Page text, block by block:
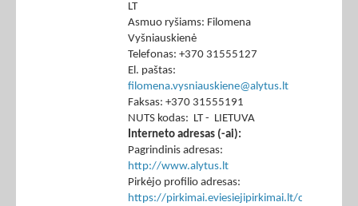
LT
Asmuo ryšiams: Filomena
Vyšniauskienė
Telefonas: +370 31555127
El. paštas:
filomena.vysniauskiene@alytus.lt
Faksas: +370 31555191
NUTS kodas: LT - LIETUVA
Interneto adresas (-ai):
Pagrindinis adresas:
http://www.alytus.lt
Pirkėjo profilio adresas:
https://pirkimai.eviesiejipirkimai.lt/ctm/